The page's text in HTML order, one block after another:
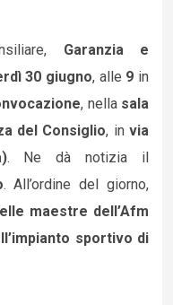
Garanzia e
30 giugno, alle 9 in
, nella sala
del Consiglio, invia
. Ne dà notizia il
. All’ordine del giorno,
maestre dell’Afm
sportivo di